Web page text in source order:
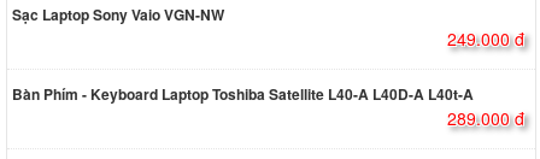
Sạc Laptop Sony Vaio VGN-NW
249.000 đ
Bàn Phím - Keyboard Laptop Toshiba Satellite L40-A L40D-A L40t-A
289.000 đ